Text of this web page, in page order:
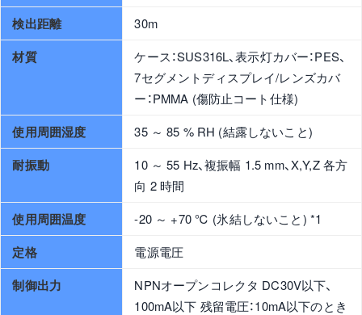
検出距離 30m
材質
ケース：SUS316L、表示灯カバー：PES、
7セグメントディスプレイ/レンズカバ
ー：PMMA (傷防止コート仕様)
使用周囲湿度 35 ～ 85 % RH (結露しないこと)
耐振動
10 ～ 55 Hz、複振幅 1.5 mm、X,Y,Z 各方
向 2 時間
使用周囲温度 -20 ～ +70 ℃ (氷結しないこと) *1
定格 電源電圧
制御出力
NPNオープンコレクタ DC30V以下、
100mA以下 残留電圧：10mA以下のとき